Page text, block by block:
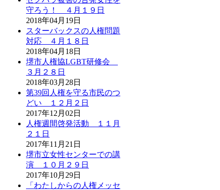
守ろう！ ４月１９日
2018年04月19日
スターバックスの人権問題
対応 ４月１８日
2018年04月18日
堺市人権協LGBT研修会
３月２８日
2018年03月28日
第39回人権を守る市民のつ
どい １２月２日
2017年12月02日
人権週間啓発活動 １１月
２１日
2017年11月21日
堺市立女性センターでの講
演 １０月２９日
2017年10月29日
「わたしからの人権メッセ